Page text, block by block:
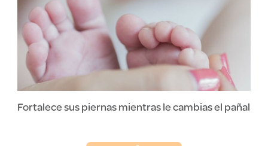
Fortalece sus piernas mientras le cambias el pañal